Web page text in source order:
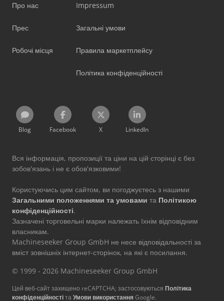
Про нас
Прес
Робочі місця
Impressum
Загальні умови
Правила маркетплейсу
Політика конфіденційності
Blog Facebook X LinkedIn
Вся інформація, пропозиції та ціни на цій сторінці є без
зобов'язань і не є обов'язковими!
Користуючись цим сайтом, ви погоджуєтесь з нашими
Загальними положеннями та умовами та Політикою
конфіденційності.
Зазначені торговельні марки належать їхнім відповідним
власникам.
Machineseeker Group GmbH не несе відповідальності за
вміст зовнішніх інтернет-сторінок, на які є посилання.
© 1999 - 2026 Machineseeker Group GmbH
Цей веб-сайт захищено reCAPTCHA; застосовуються Політика
конфіденційностітаУмови використанняGoogle.